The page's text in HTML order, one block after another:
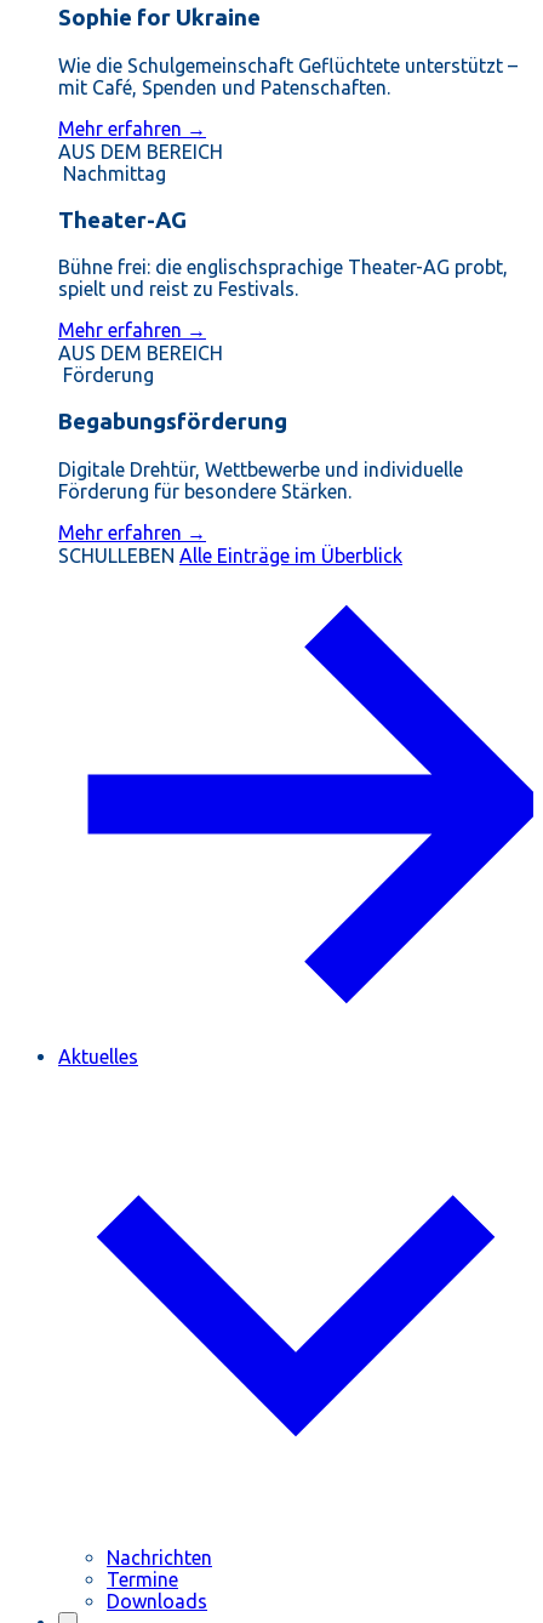
Sophie for Ukraine
Wie die Schulgemeinschaft Geflüchtete unterstützt –
mit Café, Spenden und Patenschaften.
Mehr erfahren →
AUS DEM BEREICH
Nachmittag
Theater-AG
Bühne frei: die englischsprachige Theater-AG probt,
spielt und reist zu Festivals.
Mehr erfahren →
AUS DEM BEREICH
Förderung
Begabungsförderung
Digitale Drehtür, Wettbewerbe und individuelle
Förderung für besondere Stärken.
Mehr erfahren →
SCHULLEBEN Alle Einträge im Überblick
Aktuelles
Nachrichten
Termine
Downloads